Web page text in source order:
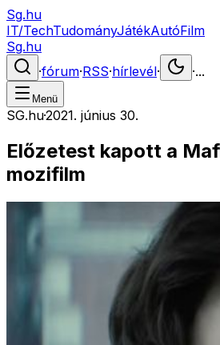
Sg.hu
IT/TechTudományJátékAutóFilm
Sg.hu
·fórum·RSS·hírlevél· ·...
Menü
SG.hu·2021. június 30.
Előzetest kapott a
mozifilm